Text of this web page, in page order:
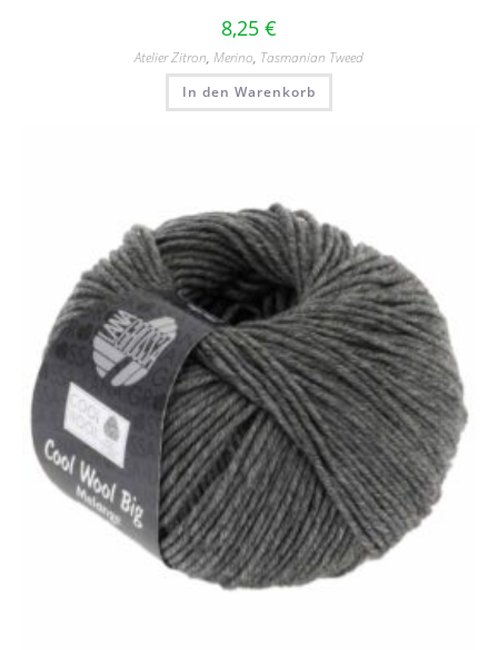
8,25 €
Atelier Zitron, Merino, Tasmanian Tweed
In den Warenkorb